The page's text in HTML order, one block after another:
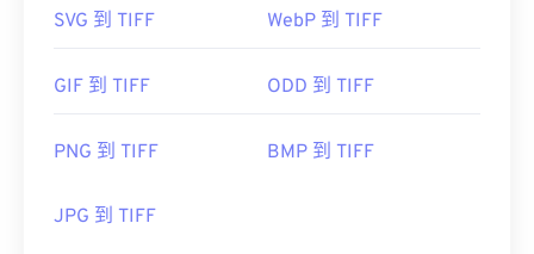
SVG 到 TIFF WebP 到 TIFF
GIF 到 TIFF ODD 到 TIFF
PNG 到 TIFF BMP 到 TIFF
JPG 到 TIFF